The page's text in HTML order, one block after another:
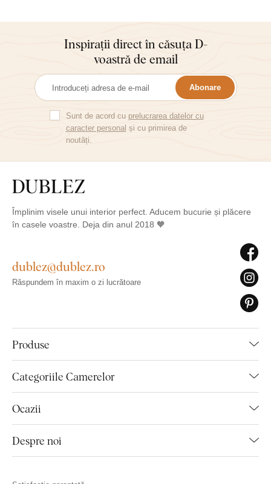
Inspirații direct în căsuța D-
voastră de email
Abonare
Sunt de acord cu prelucrarea datelor cu
caracter personal și cu primirea de
noutăți.
Împlinim visele unui interior perfect. Aducem bucurie și plăcere
în casele voastre. Deja din anul 2018 🧡
Produse
Categoriile Camerelor
Ocazii
Despre noi
dublez@dublez.ro
Răspundem în maxim o zi lucrătoare